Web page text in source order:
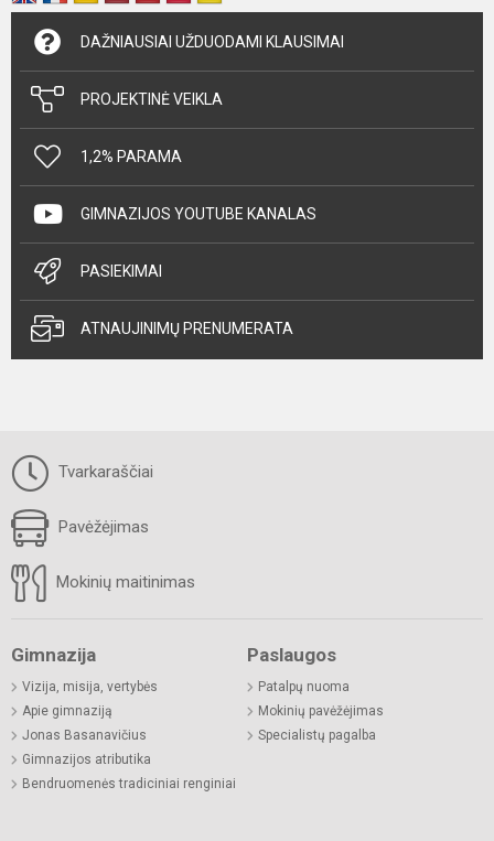
DAŽNIAUSIAI UŽDUODAMI KLAUSIMAI
PROJEKTINĖ VEIKLA
1,2% PARAMA
GIMNAZIJOS YOUTUBE KANALAS
PASIEKIMAI
ATNAUJINIMŲ PRENUMERATA
Tvarkaraščiai
Pavėžėjimas
Mokinių maitinimas
Gimnazija
Vizija, misija, vertybės
Apie gimnaziją
Jonas Basanavičius
Gimnazijos atributika
Bendruomenės tradiciniai renginiai
Paslaugos
Patalpų nuoma
Mokinių pavėžėjimas
Specialistų pagalba